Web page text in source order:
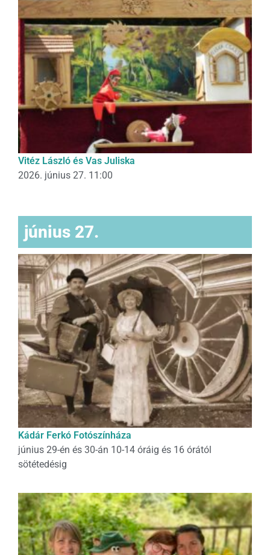
Vitéz László és Vas Juliska
2026. június 27. 11:00
június 27.
Kádár Ferkó Fotószínháza
június 29-én és 30-án 10-14 óráig és 16 órától
sötétedésig